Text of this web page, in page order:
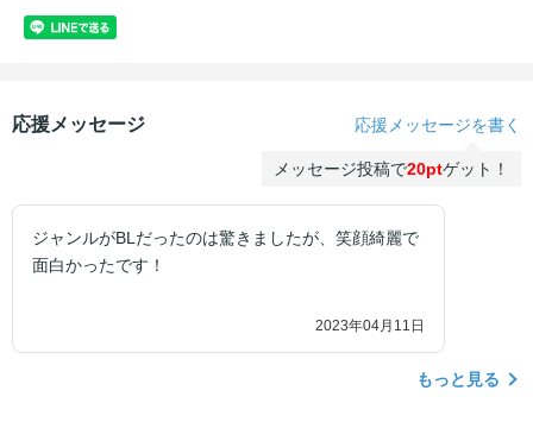
応援メッセージ 応援メッセージを書く
メッセージ投稿で20ptゲット！
ジャンルがBLだったのは驚きましたが、笑顔綺麗で
面白かったです！
2023年04月11日
もっと見る